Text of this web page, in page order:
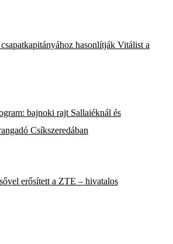
hasonlítják Vitálist a
bajnoki rajt Sallaiéknál és
Csíkszeredában
erősített a ZTE – hivatalos